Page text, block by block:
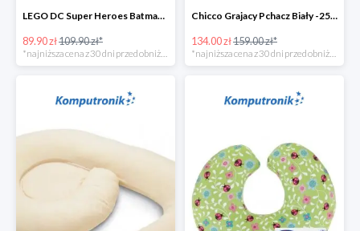
LEGO DC Super Heroes Batman: atak Szponów -20zł
89.90 zł109.90 zł*
Chicco Grajacy Pchacz Biały -25zł
134.00 zł159.00 zł*